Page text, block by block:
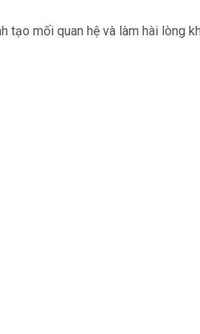
mối quan hệ và làm hài lòng